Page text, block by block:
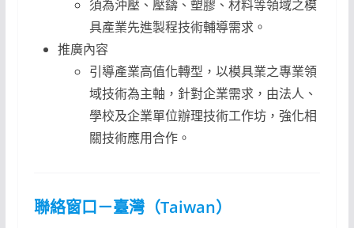
須為沖壓、壓鑄、塑膠、材料等領域之模
具產業先進製程技術輔導需求。
推廣內容
引導產業高值化轉型，以模具業之專業領
域技術為主軸，針對企業需求，由法人、
學校及企業單位辦理技術工作坊，強化相
關技術應用合作。
聯絡窗口－臺灣（Taiwan）